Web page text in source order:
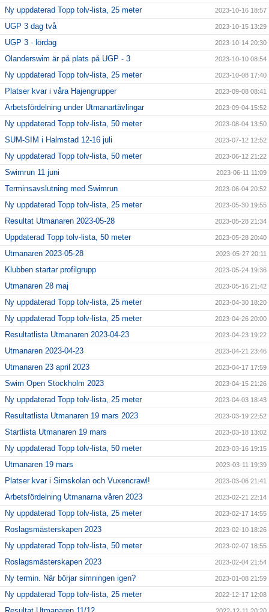
Ny uppdaterad Topp tolv-lista, 25 meter 2023-10-16 18:57
UGP 3 dag två 2023-10-15 13:29
UGP 3 - lördag 2023-10-14 20:30
Olanderswim är på plats på UGP - 3 2023-10-10 08:54
Ny uppdaterad Topp tolv-lista, 25 meter 2023-10-08 17:40
Platser kvar i våra Hajengrupper 2023-09-08 08:41
Arbetsfördelning under Utmanartävlingar 2023-09-04 15:52
Ny uppdaterad Topp tolv-lista, 50 meter 2023-08-04 13:50
SUM-SIM i Halmstad 12-16 juli 2023-07-12 12:52
Ny uppdaterad Topp tolv-lista, 50 meter 2023-06-12 21:22
Swimrun 11 juni 2023-06-11 11:09
Terminsavslutning med Swimrun 2023-06-04 20:52
Ny uppdaterad Topp tolv-lista, 25 meter 2023-05-30 19:55
Resultat Utmanaren 2023-05-28 2023-05-28 21:34
Uppdaterad Topp tolv-lista, 50 meter 2023-05-28 20:40
Utmanaren 2023-05-28 2023-05-27 20:11
Klubben startar profilgrupp 2023-05-24 19:36
Utmanaren 28 maj 2023-05-16 21:42
Ny uppdaterad Topp tolv-lista, 25 meter 2023-04-30 18:20
Ny uppdaterad Topp tolv-lista, 25 meter 2023-04-26 20:00
Resultatlista Utmanaren 2023-04-23 2023-04-23 19:22
Utmanaren 2023-04-23 2023-04-21 23:46
Utmanaren 23 april 2023 2023-04-17 17:59
Swim Open Stockholm 2023 2023-04-15 21:26
Ny uppdaterad Topp tolv-lista, 25 meter 2023-04-03 18:43
Resultatlista Utmanaren 19 mars 2023 2023-03-19 22:52
Startlista Utmanaren 19 mars 2023-03-18 13:02
Ny uppdaterad Topp tolv-lista, 50 meter 2023-03-16 19:15
Utmanaren 19 mars 2023-03-11 19:39
Platser kvar i Simskolan och Vuxencrawl! 2023-03-06 21:41
Arbetsfördelning Utmanarna våren 2023 2023-02-21 22:14
Ny uppdaterad Topp tolv-lista, 25 meter 2023-02-17 14:55
Roslagsmästerskapen 2023 2023-02-10 18:26
Ny uppdaterad Topp tolv-lista, 50 meter 2023-02-07 18:55
Roslagsmästerskapen 2023 2023-02-04 21:54
Ny termin. När börjar simningen igen? 2023-01-08 21:59
Ny uppdaterad Topp tolv-lista, 25 meter 2022-12-17 12:08